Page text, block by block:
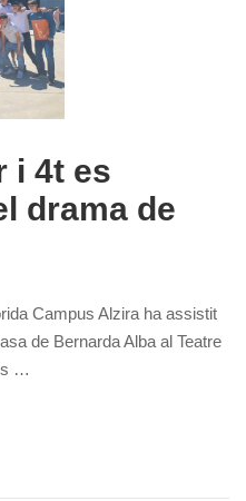
i 4t es
drama de
Campus Alzira ha assistit
de Bernarda Alba al Teatre
…